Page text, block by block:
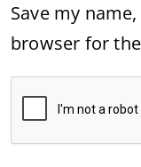
Save my
browser for